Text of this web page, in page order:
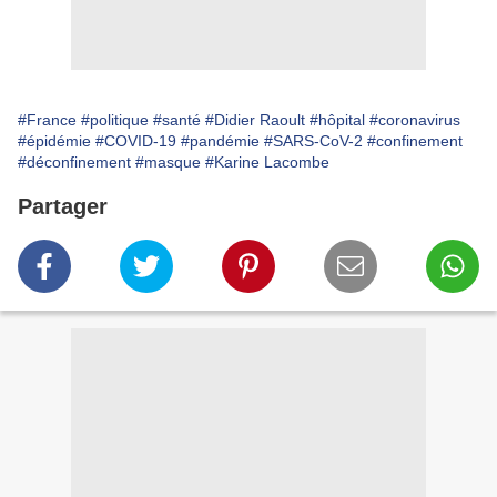
#France #politique #santé #Didier Raoult #hôpital #coronavirus
#épidémie #COVID-19 #pandémie #SARS-CoV-2 #confinement
#déconfinement #masque #Karine Lacombe
Partager